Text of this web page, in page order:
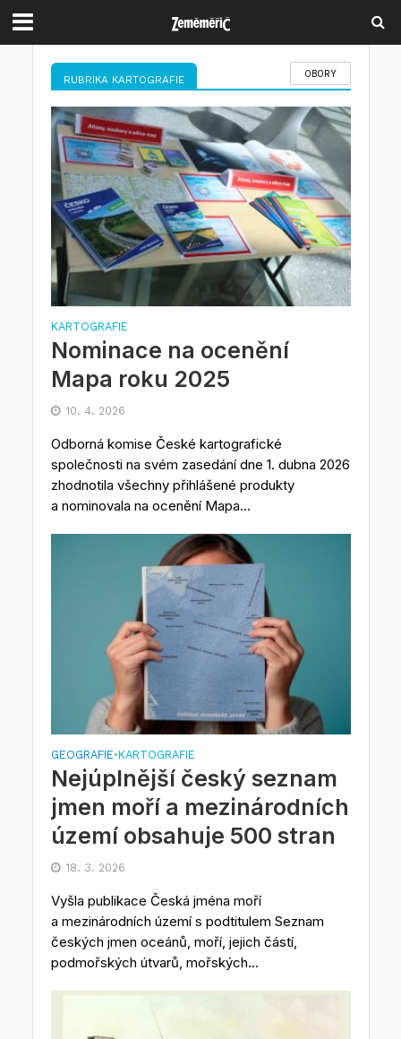
RUBRIKA KARTOGRAFIE
OBORY
KARTOGRAFIE
Nominace na ocenění
Mapa roku 2025
10. 4. 2026
Odborná komise České kartografické
společnosti na svém zasedání dne 1. dubna 2026
zhodnotila všechny přihlášené produkty
a nominovala na ocenění Mapa...
GEOGRAFIE•KARTOGRAFIE
Nejúplnější český seznam
jmen moří a mezinárodních
území obsahuje 500 stran
18. 3. 2026
Vyšla publikace Česká jména moří
a mezinárodních území s podtitulem Seznam
českých jmen oceánů, moří, jejich částí,
podmořských útvarů, mořských...